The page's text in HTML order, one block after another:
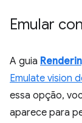
Emular
A guia
Emulate vision
essa opção,
aparece para